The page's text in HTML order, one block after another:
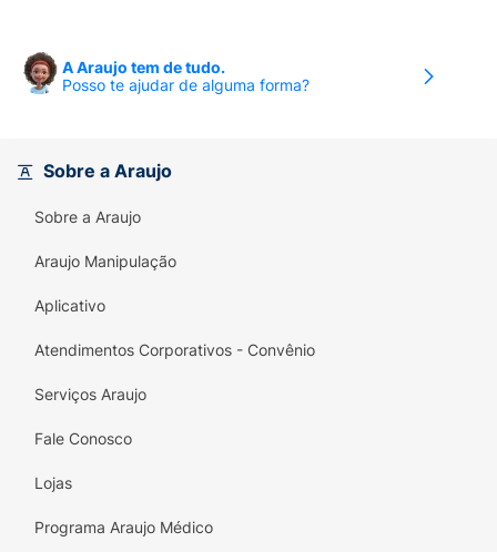
A Araujo tem de tudo.
Posso te ajudar de alguma forma?
Sobre a Araujo
Sobre a Araujo
Araujo Manipulação
Aplicativo
Atendimentos Corporativos - Convênio
Serviços Araujo
Fale Conosco
Lojas
Programa Araujo Médico